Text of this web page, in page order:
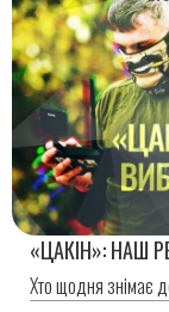
«ЦАКІН»: НАШ
Хто щодня знімає